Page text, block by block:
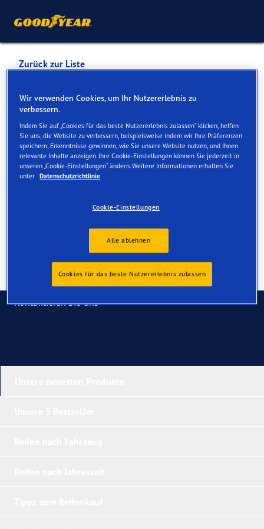
Zurück zur Liste
MON REPOS AUTOMOBILES
SA MERCEDES-BENZ -
SMART - VOLVO
Dienste online und vor Ort verfügbar
Serviceleistungen
Kontaktieren Sie uns
Wir verwenden Cookies, um Ihr Nutzererlebnis zu
verbessern.
Indem Sie auf „Cookies für das beste Nutzererlebnis zulassen“ klicken, helfen
Sie uns, die Website zu verbessern, beispielsweise indem wir Ihre Präferenzen
speichern, Erkenntnisse gewinnen, wie Sie unsere Website nutzen, und Ihnen
relevante Inhalte anzeigen. Ihre Cookie-Einstellungen können Sie jederzeit in
unseren „Cookie-Einstellungen“ ändern. Weitere Informationen erhalten Sie
unter Datenschutzrichtlinie
Cookie-Einstellungen
Alle ablehnen
Cookies für das beste Nutzererlebnis zulassen